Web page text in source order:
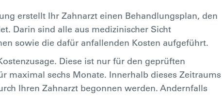
erstellt Ihr Zahnarzt einen Behandlungsplan, den
Darin sind alle aus medizinischer Sicht
sowie die dafür anfallenden Kosten aufgeführt.
Diese ist nur für den geprüften
maximal sechs Monate. Innerhalb dieses Zeitraums
Ihren Zahnarzt begonnen werden. Andernfalls